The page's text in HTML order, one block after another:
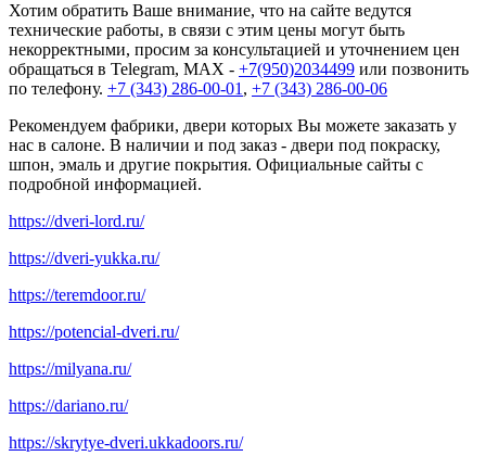
Хотим обратить Ваше внимание, что на сайте ведутся
технические работы, в связи с этим цены могут быть
некорректными, просим за консультацией и уточнением цен
обращаться в Telegram, MAX - +7(950)2034499 или позвонить
по телефону. +7 (343) 286-00-01 , +7 (343) 286-00-06
Рекомендуем фабрики, двери которых Вы можете заказать у
нас в салоне. В наличии и под заказ - двери под покраску,
шпон, эмаль и другие покрытия. Официальные сайты с
подробной информацией.
https://dveri-lord.ru/
https://dveri-yukka.ru/
https://teremdoor.ru/
https://potencial-dveri.ru/
https://milyana.ru/
https://dariano.ru/
https://skrytye-dveri.ukkadoors.ru/